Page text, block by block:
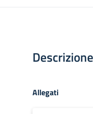
Descrizione
Allegati